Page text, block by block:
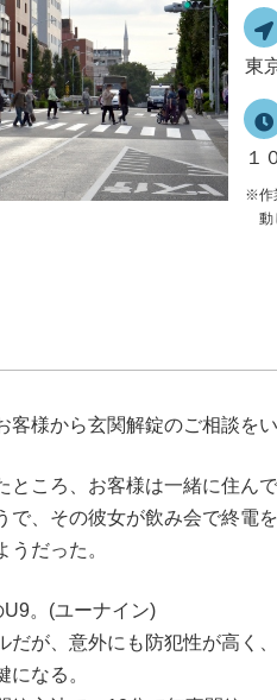
東
１
※作
動
客様から玄関解錠のご相談をい
ところ、お客様は一緒に住ん
で、その彼女が飲み会で終電を
うだった。
。(ユーナイン)
だが、意外にも防犯性が高く、
になる。